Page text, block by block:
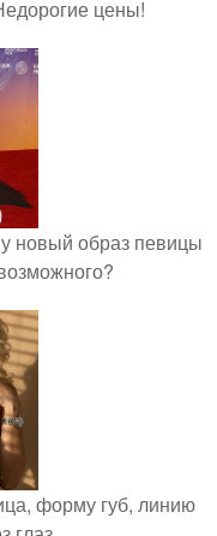
цены!
новый образ певицы
форму губ, линию